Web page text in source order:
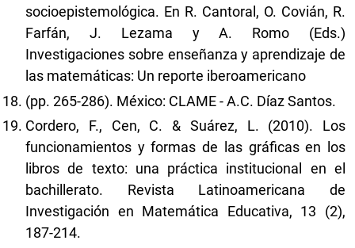
socioepistemológica. En R. Cantoral, O. Covián, R.
Farfán, J. Lezama y A. Romo (Eds.)
Investigaciones sobre enseñanza y aprendizaje de
las matemáticas: Un reporte iberoamericano
(pp. 265-286). México: CLAME - A.C. Díaz Santos.
Cordero, F., Cen, C. & Suárez, L. (2010). Los
funcionamientos y formas de las gráficas en los
libros de texto: una práctica institucional en el
bachillerato. Revista Latinoamericana de
Investigación en Matemática Educativa, 13 (2),
187-214.